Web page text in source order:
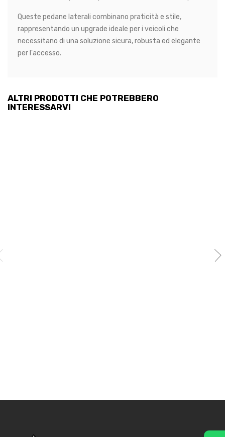
Queste pedane laterali combinano praticità e stile,
rappresentando un upgrade ideale per i veicoli che
necessitano di una soluzione sicura, robusta ed elegante
per l'accesso.
ALTRI PRODOTTI CHE POTREBBERO
INTERESSARVI